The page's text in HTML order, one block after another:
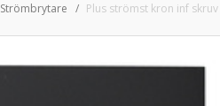
Strömbrytare Plus strömst kron inf skruv